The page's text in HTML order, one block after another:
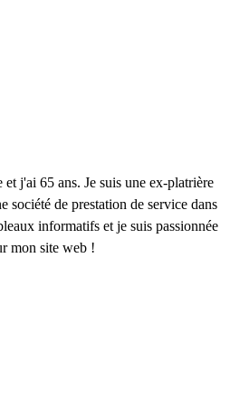
j'ai 65 ans. Je suis une ex-platrière
société de prestation de service dans
informatifs et je suis passionnée
mon site web !